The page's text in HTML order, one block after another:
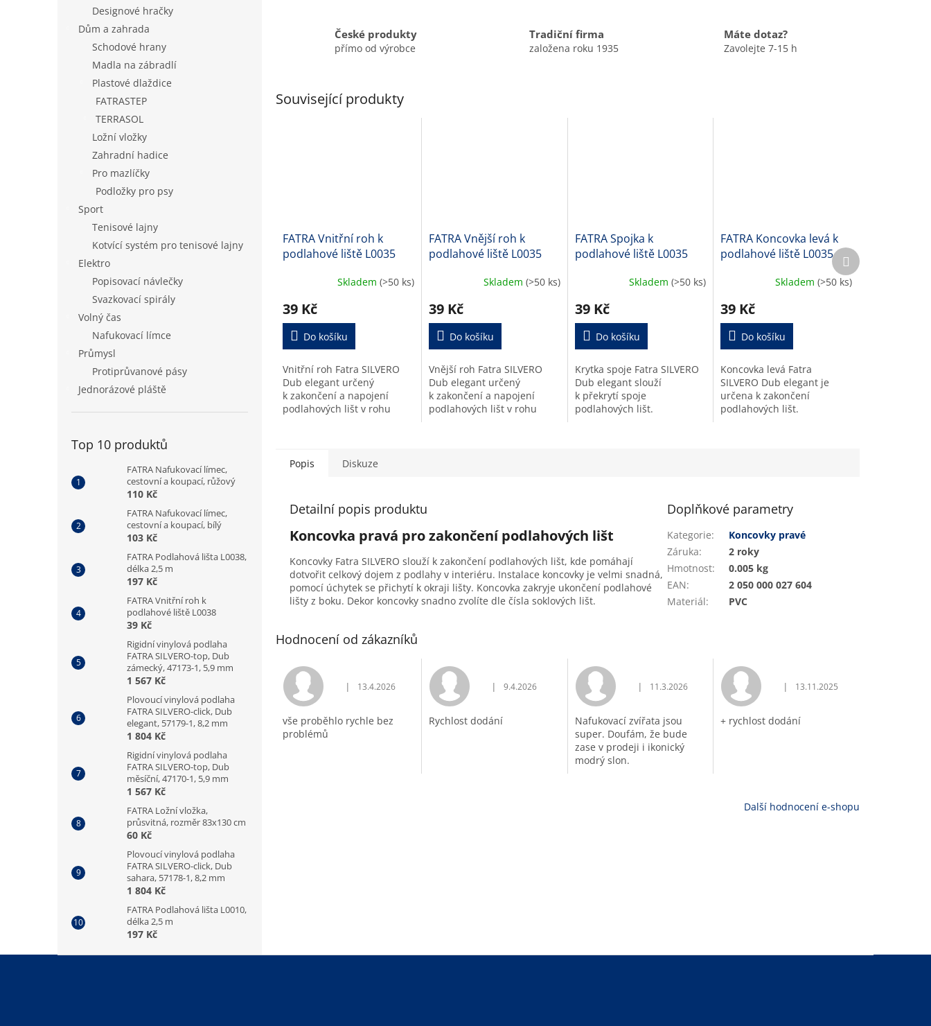
Designové hračky
Dům a zahrada
Schodové hrany
Madla na zábradlí
Plastové dlaždice
FATRASTEP
TERRASOL
Ložní vložky
Zahradní hadice
Pro mazlíčky
Podložky pro psy
Sport
Tenisové lajny
Kotvící systém pro tenisové lajny
Elektro
Popisovací návlečky
Svazkovací spirály
Volný čas
Nafukovací límce
Průmysl
Protiprůvanové pásy
Jednorázové pláště
Top 10 produktů
FATRA Nafukovací límec,
cestovní a koupací, růžový
110 Kč
FATRA Nafukovací límec,
cestovní a koupací, bílý
103 Kč
FATRA Podlahová lišta L0038,
délka 2,5 m
197 Kč
FATRA Vnitřní roh k
podlahové liště L0038
39 Kč
Rigidní vinylová podlaha
FATRA SILVERO-top, Dub
zámecký, 47173-1, 5,9 mm
1 567 Kč
Plovoucí vinylová podlaha
FATRA SILVERO-click, Dub
elegant, 57179-1, 8,2 mm
1 804 Kč
Rigidní vinylová podlaha
FATRA SILVERO-top, Dub
měsíční, 47170-1, 5,9 mm
1 567 Kč
FATRA Ložní vložka,
průsvitná, rozměr 83x130 cm
60 Kč
Plovoucí vinylová podlaha
FATRA SILVERO-click, Dub
sahara, 57178-1, 8,2 mm
1 804 Kč
FATRA Podlahová lišta L0010,
délka 2,5 m
197 Kč
České produkty
přímo od výrobce
Tradiční firma
založena roku 1935
Máte dotaz?
Zavolejte 7-15 h
Související produkty
FATRA Vnitřní roh k
podlahové liště L0035
Skladem (>50 ks)
39 Kč
Do košíku
Vnitřní roh Fatra SILVERO
Dub elegant určený
k zakončení a napojení
podlahových lišt v rohu
FATRA Vnější roh k
podlahové liště L0035
Skladem (>50 ks)
39 Kč
Do košíku
Vnější roh Fatra SILVERO
Dub elegant určený
k zakončení a napojení
podlahových lišt v rohu
FATRA Spojka k
podlahové liště L0035
Skladem(>50 ks)
39 Kč
Do košíku
Krytka spoje Fatra SILVERO
Dub elegant slouží
k překrytí spoje
podlahových lišt.
FATRA Koncovka levá k
podlahové liště L0035
Skladem (>50 ks)
39 Kč
Do košíku
Koncovka levá Fatra
SILVERO Dub elegant je
určena k zakončení
podlahových lišt.
Další
produkt
Popis Diskuze
Detailní popis produktu
Koncovka pravá pro zakončení podlahových lišt
Koncovky Fatra SILVERO slouží k zakončení podlahových lišt, kde pomáhají
dotvořit celkový dojem z podlahy v interiéru. Instalace koncovky je velmi snadná,
pomocí úchytek se přichytí k okraji lišty. Koncovka zakryje ukončení podlahové
lišty z boku. Dekor koncovky snadno zvolíte dle čísla soklových lišt.
Doplňkové parametry
Kategorie:
Koncovky pravé
Záruka:
2 roky
Hmotnost:
0.005 kg
EAN:
2 050 000 027 604
Materiál: PVC
Hodnocení od zákazníků
Hodnocení obchodu je 5 z 5 hvězdiček.
| 13.4.2026
vše proběhlo rychle bez
problémů
Hodnocení obchodu je 5 z 5 hvězdiček.
| 9.4.2026
Rychlost dodání
Hodnocení obchodu je 5 z 5 hvězdiček.
| 11.3.2026
Nafukovací zvířata jsou
super. Doufám, že bude
zase v prodeji i ikonický
modrý slon.
Hodnocení obchodu je 5 z 5
| 13.11.2025
+ rychlost dodání
Další hodnocení e-shopu